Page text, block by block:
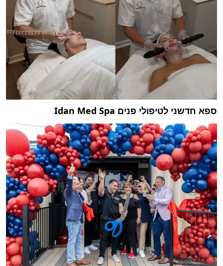
ספא חדשני לטיפולי פנים Idan Med Spa